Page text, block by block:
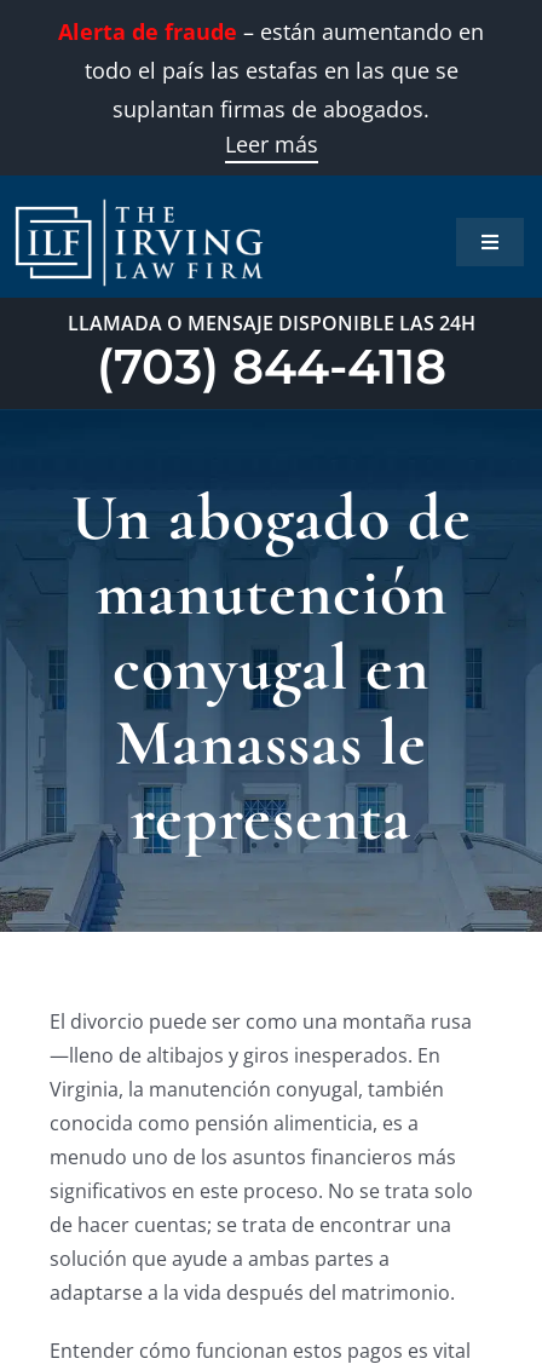
Alerta de fraude – están aumentando en
todo el país las estafas en las que se
suplantan firmas de abogados.
Leer más
Toggle
Inicio
Blog
LLAMADA O MENSAJE DISPONIBLE LAS 24H
(703) 844-4118
Un abogado de
manutención
conyugal en
Manassas le
representa
El divorcio puede ser como una montaña rusa
—lleno de altibajos y giros inesperados. En
Virginia, la manutención conyugal, también
conocida como pensión alimenticia, es a
menudo uno de los asuntos financieros más
significativos en este proceso. No se trata solo
de hacer cuentas; se trata de encontrar una
solución que ayude a ambas partes a
adaptarse a la vida después del matrimonio.
Entender cómo funcionan estos pagos es vital